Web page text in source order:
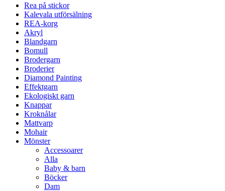
Rea på stickor
Kalevala utförsälning
REA-korg
Akryl
Blandgarn
Bomull
Brodergarn
Broderier
Diamond Painting
Effektgarn
Ekologiskt garn
Knappar
Kroknålar
Mattvarp
Mohair
Mönster
Accessoarer
Alla
Baby & barn
Böcker
Dam